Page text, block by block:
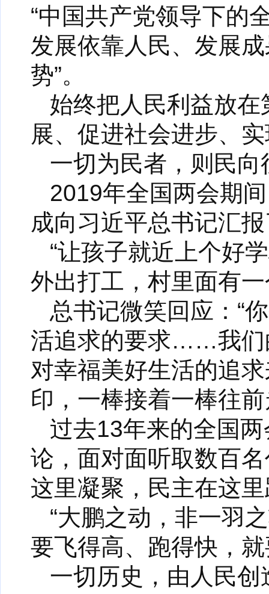
“中国共产党领导下的
发展依靠人民、发展
势”。
始终把人民利益放
展、促进社会进步、
一切为民者，则民向
2019年全国两会期
成向习近平总书记汇
“让孩子就近上个好
外出打工，村里面有
总书记微笑回应：“
活追求的要求……我们
对幸福美好生活的追
印，一棒接着一棒往前
过去13年来的全国
论，面对面听取数百
这里凝聚，民主在这
“大鹏之动，非一羽
要飞得高、跑得快，
一切历史，由人民